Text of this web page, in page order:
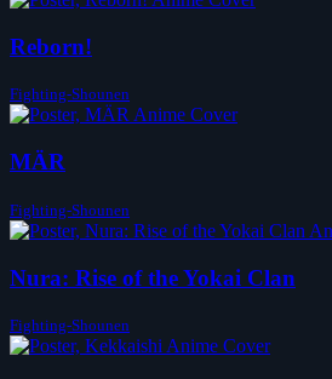
Reborn!
Fighting-Shounen
MÄR
Fighting-Shounen
Nura: Rise of the Yokai Clan
Fighting-Shounen